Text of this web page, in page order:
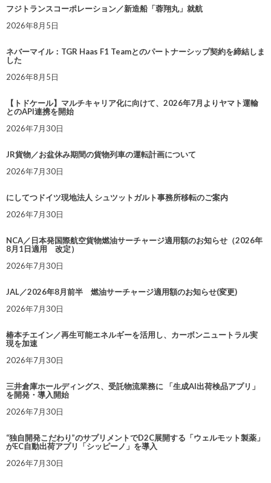
フジトランスコーポレーション／新造船「蓉翔丸」就航
2026年8月5日
ネバーマイル：TGR Haas F1 Teamとのパートナーシップ契約を締結しま
した
2026年8月5日
【トドケール】マルチキャリア化に向けて、2026年7月よりヤマト運輸
とのAPI連携を開始
2026年7月30日
JR貨物／お盆休み期間の貨物列車の運転計画について
2026年7月30日
にしてつドイツ現地法人 シュツットガルト事務所移転のご案内
2026年7月30日
NCA／日本発国際航空貨物燃油サーチャージ適用額のお知らせ（2026年
8月1日適用 改定）
2026年7月30日
JAL／2026年8月前半 燃油サーチャージ適用額のお知らせ(変更)
2026年7月30日
椿本チエイン／再生可能エネルギーを活用し、カーボンニュートラル実
現を加速
2026年7月30日
三井倉庫ホールディングス、受託物流業務に 「生成AI出荷検品アプリ」
を開発・導入開始
2026年7月30日
“独自開発こだわり”のサプリメントでD2C展開する「ウェルモット製薬」
がEC自動出荷アプリ「シッピーノ」を導入
2026年7月30日